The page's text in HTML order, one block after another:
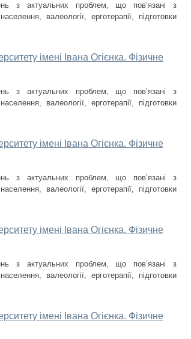
з актуальних проблем, що пов’язані з
валеології, ерготерапії, підготовки
імені Івана Огієнка. Фізичне
з актуальних проблем, що пов’язані з
валеології, ерготерапії, підготовки
імені Івана Огієнка. Фізичне
з актуальних проблем, що пов’язані з
валеології, ерготерапії, підготовки
імені Івана Огієнка. Фізичне
з актуальних проблем, що пов’язані з
валеології, ерготерапії, підготовки
імені Івана Огієнка. Фізичне